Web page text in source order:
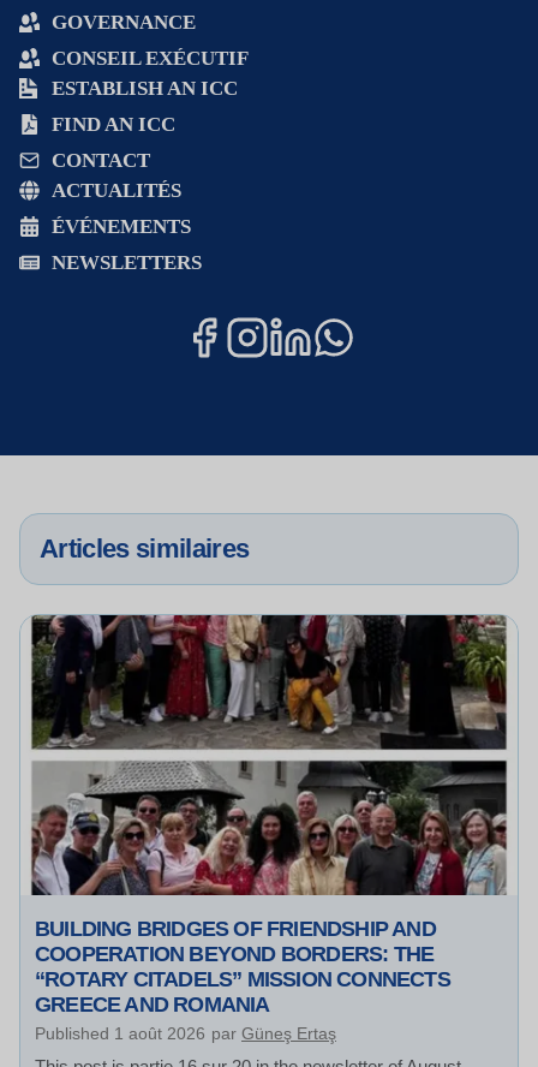
GOVERNANCE
CONSEIL EXÉCUTIF
ESTABLISH AN ICC
FIND AN ICC
CONTACT
ACTUALITÉS
ÉVÉNEMENTS
NEWSLETTERS
Articles similaires
BUILDING BRIDGES OF FRIENDSHIP AND
COOPERATION BEYOND BORDERS: THE
“ROTARY CITADELS” MISSION CONNECTS
GREECE AND ROMANIA
Published 1 août 2026 par Güneş Ertaş